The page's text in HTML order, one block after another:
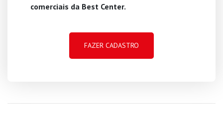
comerciais da Best Center.